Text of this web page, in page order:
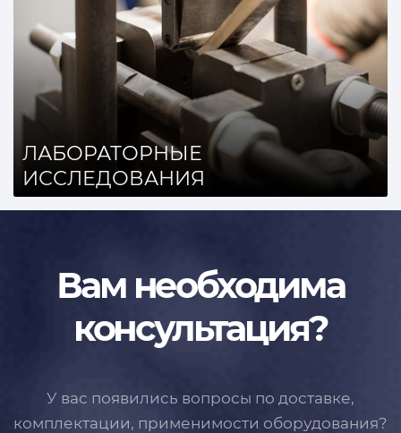
ЛАБОРАТОРНЫЕ
ИССЛЕДОВАНИЯ
Вам необходима
консультация?
У вас появились вопросы по доставке,
комплектации, применимости оборудования?